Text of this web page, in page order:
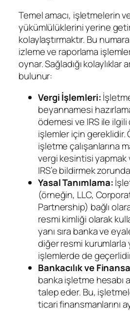
Temel amacı, işletmelerin
yükümlülüklerini yerine
kolaylaştırmaktır. Bu
izleme ve raporlama
oynar. Sağladığı kolaylıklar
bulunur:
Vergi İşlemleri:
beyannamesi
ödemesi ve IRS ile
işlemler için gereklidir.
işletme çalışanlarına
vergi kesintisi yapmak
IRS’e bildirmek
Yasal Tanımlama:
(örneğin, LLC,
Partnership) bağlı
resmi kimliği olarak
yanı sıra banka ve
diğer resmi kurumlarla
işlemlerde de
Bankacılık ve
banka işletme hesabı
talep eder. Bu,
ticari finansmanlarını